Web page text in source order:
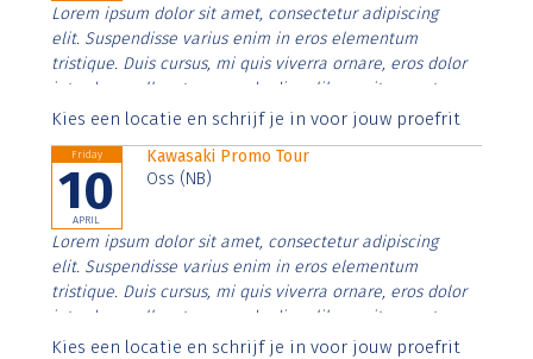
Lorem ipsum dolor sit amet, consectetur adipiscing
elit. Suspendisse varius enim in eros elementum
tristique. Duis cursus, mi quis viverra ornare, eros dolor
interdum nulla, ut commodo diam libero vitae erat.
Aenean faucibus nibh et justo cursus id rutrum lorem
Kies een locatie en schrijf je in voor jouw proefrit
Friday
10
APRIL
Kawasaki Promo Tour
Oss (NB)
Lorem ipsum dolor sit amet, consectetur adipiscing
elit. Suspendisse varius enim in eros elementum
tristique. Duis cursus, mi quis viverra ornare, eros dolor
interdum nulla, ut commodo diam libero vitae erat.
Aenean faucibus nibh et justo cursus id rutrum lorem
Kies een locatie en schrijf je in voor jouw proefrit